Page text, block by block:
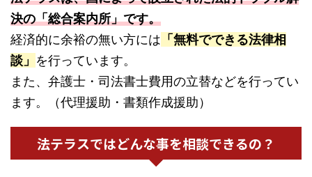
決の「総合案内所」です。
経済的に余裕の無い方には 「無料でできる法律相
談」 を行っています。
また、弁護士・司法書士費用の立替などを行ってい
ます。（代理援助・書類作成援助）
法テラスではどんな事を相談できるの？